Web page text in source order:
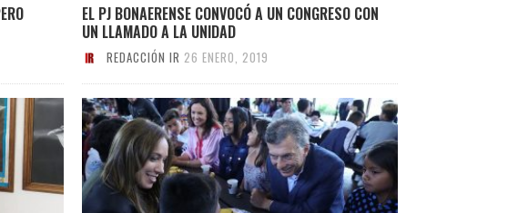
EL PJ BONAERENSE CONVOCÓ A UN CONGRESO CON
UN LLAMADO A LA UNIDAD
REDACCIÓN IR 26 ENERO, 2019